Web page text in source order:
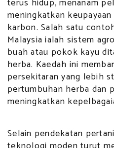
meningkatkan
karbon. Salah satu
Malaysia ialah sistem
buah atau pokok kayu
herba. Kaedah ini
persekitaran yang lebih
pertumbuhan herba dan
meningkatkan
Selain pendekatan